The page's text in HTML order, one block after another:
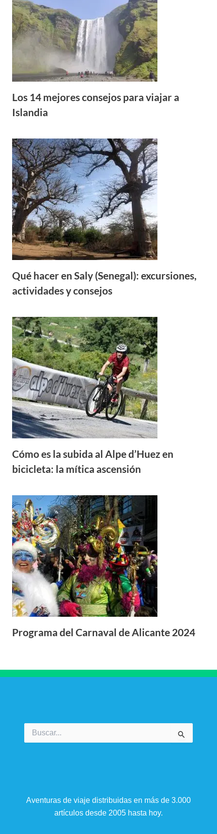
Los 14 mejores consejos para viajar a
Islandia
Qué hacer en Saly (Senegal): excursiones,
actividades y consejos
Cómo es la subida al Alpe d’Huez en
bicicleta: la mítica ascensión
Programa del Carnaval de Alicante 2024
por:
Aventuras de viaje distribuidas en más de 3.000
artículos desde 2005 hasta hoy.